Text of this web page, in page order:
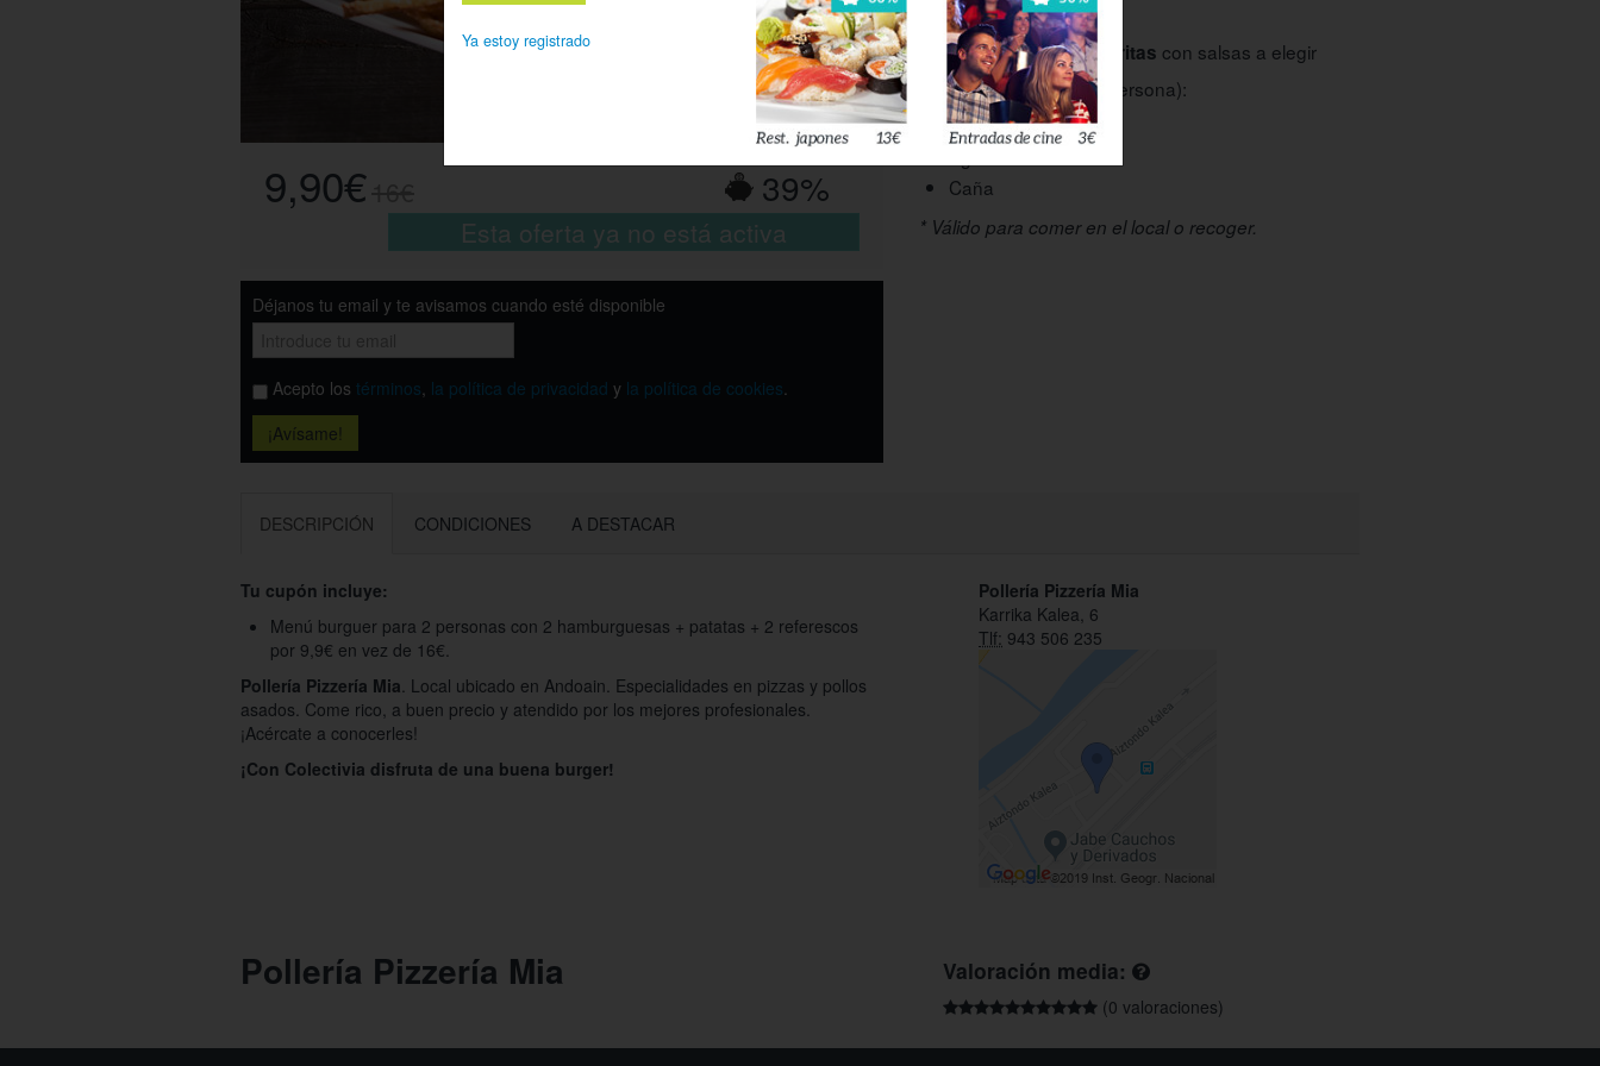
9,90€ 39%
Esta oferta ya no está activa
Déjanos tu email y te avisamos cuando esté disponible
Acepto los términos, la política de privacidad y la política de cookies.
Salsas a elegir
2 raciones de patatas fritas con salsas a elegir
Bebida a elegir(1 por persona):
Refresco
Caña
* Válido para comer en el local o recoger.
DESCRIPCIÓN CONDICIONES A DESTACAR
Tu cupón incluye:
Menú burguer para 2 personas con 2 hamburguesas + patatas + 2 referescos
por 9,9€ en vez de 16€.
Pollería Pizzería Mia. Local ubicado en Andoain. Especialidades en pizzas y pollos
asados. Come rico, a buen precio y atendido por los mejores profesionales.
¡Acércate a conocerles!
¡Con Colectivia disfruta de una buena burger!
Pollería Pizzería Mia
Karrika Kalea, 6
Tlf: 943 506 235
Pollería Pizzería Mia Valoración media:
(0 valoraciones)
Ya estoy registrado